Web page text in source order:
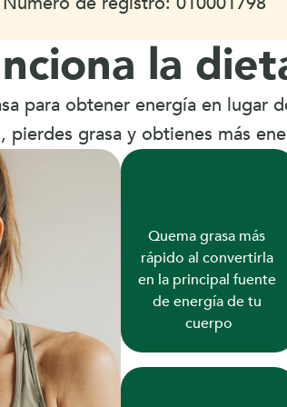
la
para obtener energía en lugar
pierdes grasa y obtienes más
Quema grasa más
rápido al convertirla
en la principal fuente
de energía de tu
cuerpo